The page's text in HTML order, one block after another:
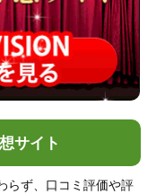
サイト
らず、口コミ評価や評